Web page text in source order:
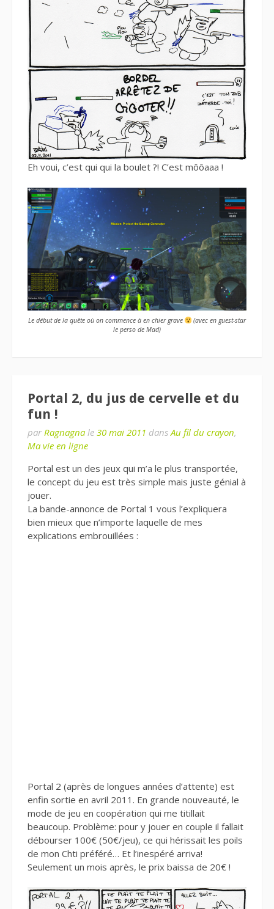
Eh voui, c’est qui qui la boulet ?! C’est môôaaa !
Le début de la quête où on commence à en chier grave
(avec en guest-star
le perso de Mad)
Portal 2, du jus de cervelle et du
fun !
par Ragnagna le 30 mai 2011 dansAu fil du crayon,
Ma vie en ligne
Portal est un des jeux qui m’a le plus transportée,
le concept du jeu est très simple mais juste génial à
jouer.
La bande-annonce de Portal 1 vous l’expliquera
bien mieux que n’importe laquelle de mes
explications embrouillées :
Portal 2 (après de longues années d’attente) est
enfin sortie en avril 2011. En grande nouveauté, le
mode de jeu en coopération qui me titillait
beaucoup. Problème: pour y jouer en couple il fallait
débourser 100€ (50€/jeu), ce qui hérissait les poils
de mon Chti préféré… Et l’inespéré arriva!
Seulement un mois après, le prix baissa de 20€ !